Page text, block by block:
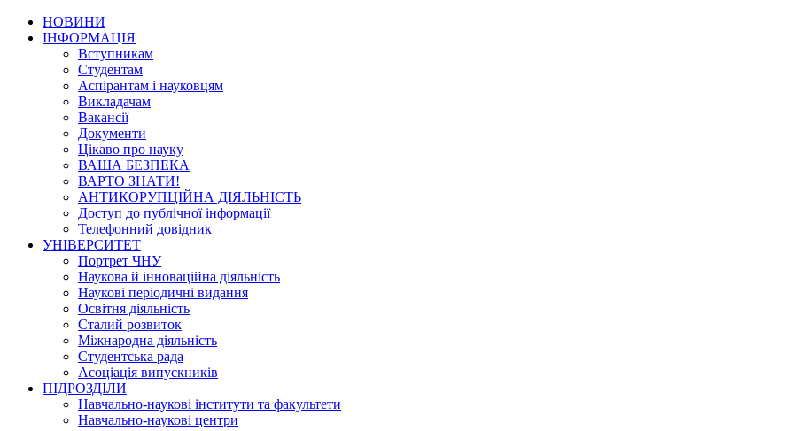
НОВИНИ
ІНФОРМАЦІЯ
Вступникам
Студентам
Аспірантам і науковцям
Викладачам
Вакансії
Документи
Цікаво про науку
ВАША БЕЗПЕКА
ВАРТО ЗНАТИ!
АНТИКОРУПЦІЙНА ДІЯЛЬНІСТЬ
Доступ до публічної інформації
Телефонний довідник
УНІВЕРСИТЕТ
Портрет ЧНУ
Наукова й інноваційна діяльність
Наукові періодичні видання
Освітня діяльність
Сталий розвиток
Міжнародна діяльність
Студентська рада
Асоціація випускників
ПІДРОЗДІЛИ
Навчально-наукові інститути та факультети
Навчально-наукові центри